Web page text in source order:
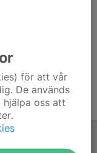
för att vår
De används
oss att